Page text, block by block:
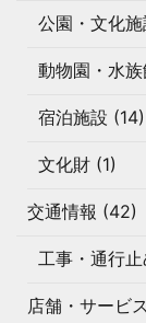
公園・文化
動物園・水
宿泊施設 (14)
文化財 (1)
交通情報 (42)
工事・通行
店舗・サービ